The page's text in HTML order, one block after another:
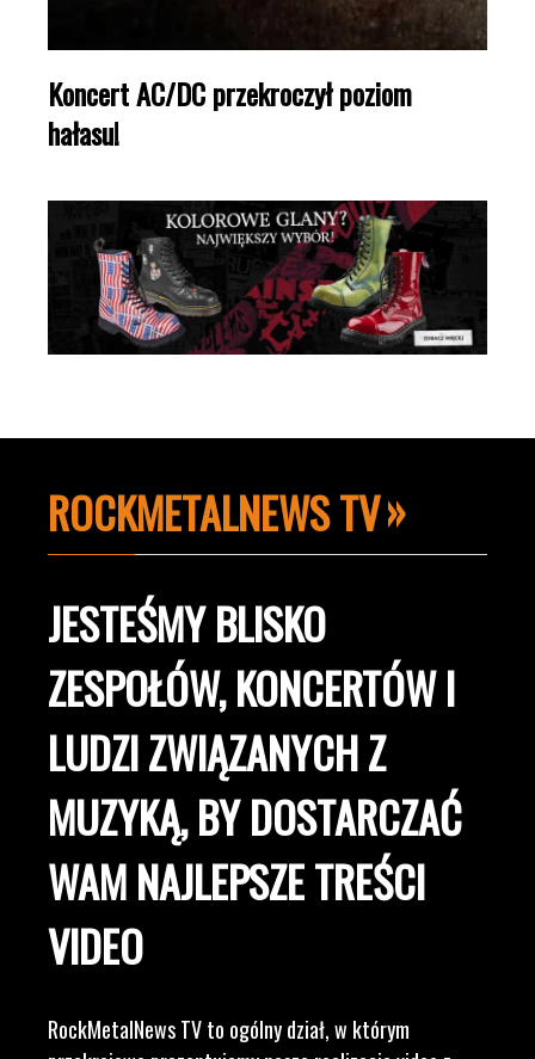
Koncert AC/DC przekroczył poziom
hałasu!
ROCKMETALNEWS TV
JESTEŚMY BLISKO
ZESPOŁÓW, KONCERTÓW I
LUDZI ZWIĄZANYCH Z
MUZYKĄ, BY DOSTARCZAĆ
WAM NAJLEPSZE TREŚCI
VIDEO
RockMetalNews TV to ogólny dział, w którym